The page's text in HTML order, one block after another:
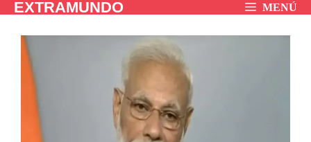
Saltar
contenido
EXTRAMUNDO MENÚ